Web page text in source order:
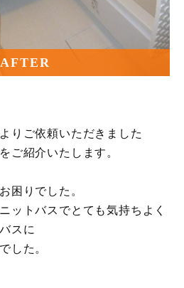
AFTER
りご依頼いただきました
ご紹介いたします。
困りでした。
ットバスでとても気持ちよく
スに
した。